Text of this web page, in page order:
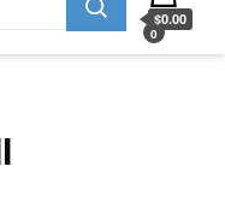
0
$0.00